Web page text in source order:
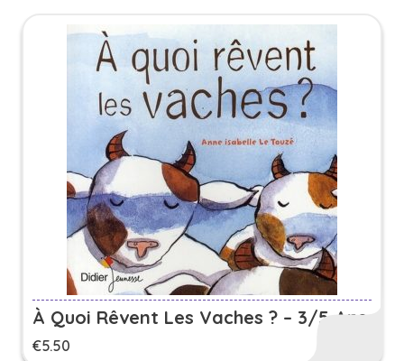
À Quoi Rêvent Les Vaches ? – 3/5 Ans
€5.50